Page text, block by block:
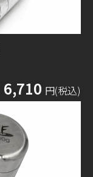
6,710 円(税込)